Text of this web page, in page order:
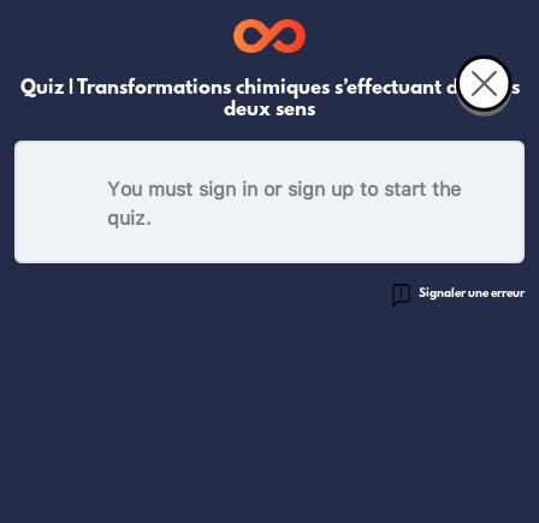
Quiz | Transformations chimiques s’effectuant dans les
deux sens
You must sign in or sign up to start the
quiz.
Signaler une erreur